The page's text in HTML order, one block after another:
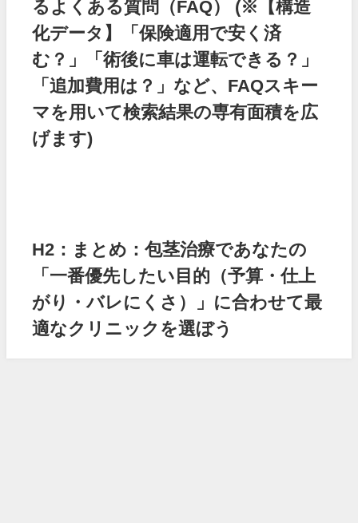
るよくある質問（FAQ） (※【構造
化データ】「保険適用で安く済
む？」「術後に車は運転できる？」
「追加費用は？」など、FAQスキー
マを用いて検索結果の専有面積を広
げます)
H2：まとめ：包茎治療であなたの
「一番優先したい目的（予算・仕上
がり・バレにくさ）」に合わせて最
適なクリニックを選ぼう